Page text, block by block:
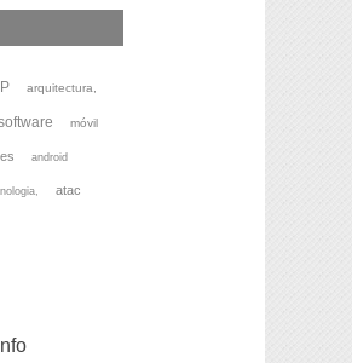
arquitectura,
móvil
android
atac